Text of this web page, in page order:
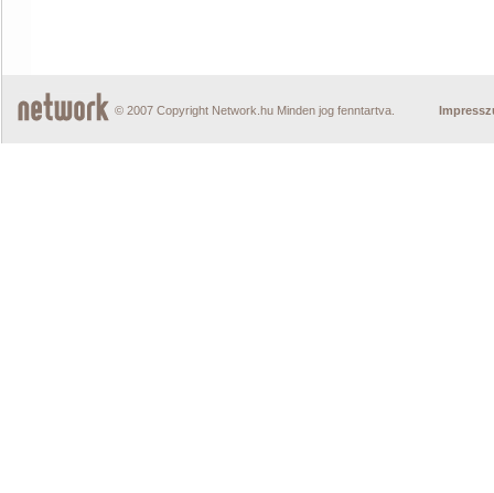
© 2007 Copyright Network.hu Minden jog fenntartva.